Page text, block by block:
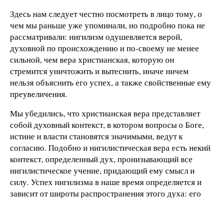
Здесь нам следует честно посмотреть в лицо тому, о
чем мы раньше уже упоминали, но подробно пока не
рассматривали: нигилизм одушевляется верой,
духовной по происхождению и по-своему не менее
сильной, чем вера христианская, которую он
стремится уничтожить и вытеснить, иначе ничем
нельзя объяснить его успех, а также свойственные ему
преувеличения.
Мы убедились, что христианская вера представляет
собой духовный контекст, в котором вопросы о Боге,
истине и власти становятся значимыми, ведут к
согласию. Подобно и нигилистическая вера есть некий
контекст, определенный дух, пронизывающий все
нигилистическое учение, придающий ему смысл и
силу. Успех нигилизма в наше время определяется и
зависит от широты распространения этого духа: его